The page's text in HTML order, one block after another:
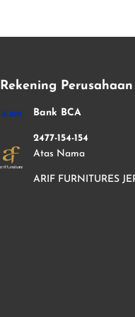
Rekening Perusahaan
Bank BCA
2477-154-154
Atas Nama
ARIF FURNITURES